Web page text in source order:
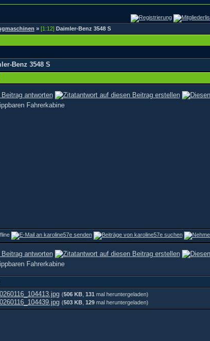
» [1:12] Daimler-Benz 3548 S
Benz 3548 S
Fahrerkabine
Fahrerkabine
(506 KB 131 mal heruntergeladen)
(503 KB 129 mal heruntergeladen)